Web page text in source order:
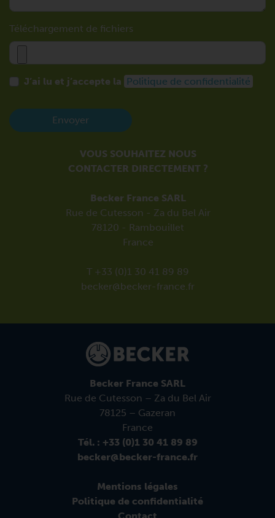
Téléchargement de fichiers
J’ai lu et j’accepte la Politique de confidentialité
Envoyer
VOUS SOUHAITEZ NOUS
CONTACTER DIRECTEMENT ?
Becker France SARL
Rue de Cutesson - Za du Bel Air
78120 - Rambouillet
France
T +33 (0)1 30 41 89 89
becker@becker-france.fr
Becker France SARL
Rue de Cutesson – Za du Bel Air
78125 – Gazeran
France
Tél. : +33 (0)1 30 41 89 89
becker@becker-france.fr
Mentions légales
Politique de confidentialité
Contact